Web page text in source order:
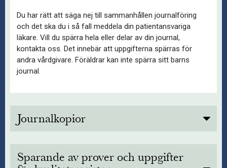
Du har rätt att säga nej till sammanhållen journalföring
och det ska du i så fall meddela din patientansvariga
läkare. Vill du spärra hela eller delar av din journal,
kontakta oss. Det innebär att uppgifterna spärras för
andra vårdgivare. Föräldrar kan inte spärra sitt barns
journal.
Journalkopior
godkänt detta.
Sparande av prover och uppgifter